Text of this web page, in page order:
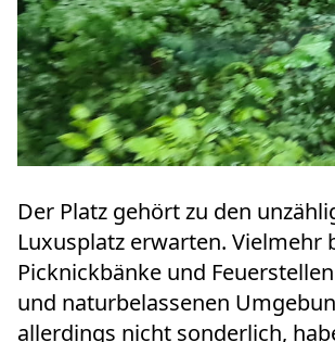
Der Platz gehört zu den
Luxusplatz erwarten. Vielmehr
Picknickbänke und
und naturbelassenen
allerdings nicht sonderlich,